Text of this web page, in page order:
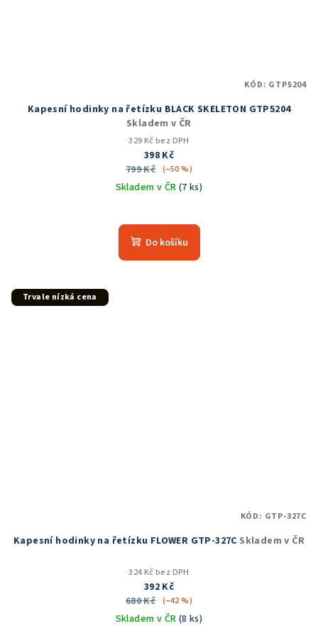
Kapesní hodinky na řetízku BLACK SKELETON GTP5204
Skladem v ČR
329 Kč bez DPH
398 Kč
799 Kč (–50 %)
Skladem v ČR (7 ks)
hodnocení
produktu
Do košíku
KÓD: GTP5204
Trvale nízká cena
Kapesní hodinky na řetízku FLOWER GTP-327C Skladem v ČR
324 Kč bez DPH
392 Kč
680 Kč (–42 %)
Skladem v ČR (8 ks)
KÓD: GTP-327C